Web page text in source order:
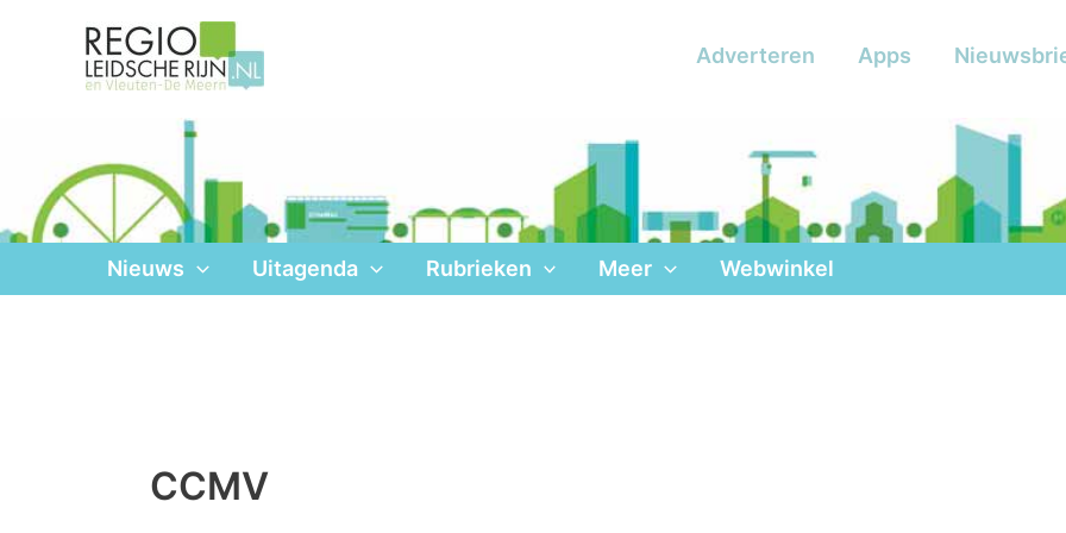
Adverteren Apps
Nieuws Uitagenda Rubrieken Meer Webwinkel
CCMV